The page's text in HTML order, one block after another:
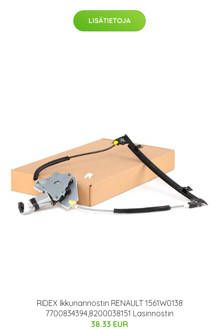
LISÄTIETOJA
RIDEX Ikkunannostin RENAULT 1561W0138
7700834394,8200038151 Lasinnostin
38.33 EUR